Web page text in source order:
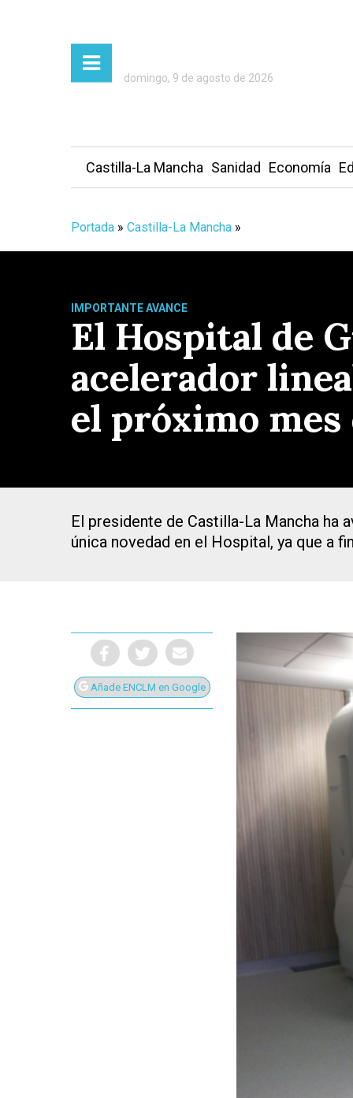
Presiona Intro para buscar o ESC para cerrar
domingo, 9 de agosto de 2026
Castilla-La Mancha Sanidad Economía
Portada » Castilla-La Mancha »
IMPORTANTE AVANCE
El Hospital de
acelerador
el próximo mes
El presidente de Castilla-La Mancha ha
única novedad en el Hospital, ya que a
Añade ENCLM en Google